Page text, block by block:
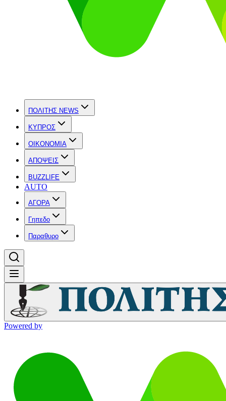
ΠΟΛΙΤΗΣ NEWS
ΚΥΠΡΟΣ
OIKONOMIA
ΑΠΟΨΕΙΣ
BUZZLIFE
AUTO
ΑΓΟΡΑ
Γηπεδο
Παραθυρο
Powered by